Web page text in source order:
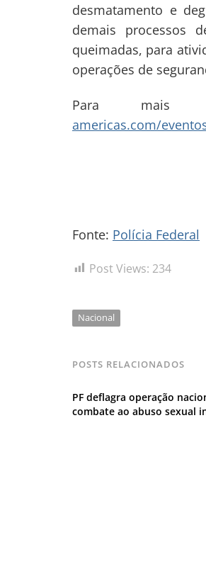
desmatamento e
demais processos
queimadas, para
operações de
Para mais
americas.com/
Fonte: Polícia Federal
Post Views: 234
Nacional
POSTS RELACIONADOS
PF deflagra operação
combate ao abuso sexual